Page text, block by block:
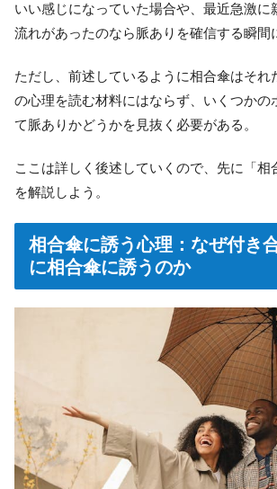
いい感じになっていた場合や、最近急激に
流れがあったのなら脈ありを確信する瞬間
ただし、前述しているように相合傘はそれ
の心理を読む材料にはならず、いくつかの
て脈ありかどうかを見抜く必要がある。
ここは詳しく後述していくので、先に「相
を解説しよう。
相合傘に誘う心理：なぜ付き
に相合傘に誘うのか